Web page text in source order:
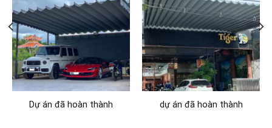
Dự án đã hoàn thành dự án đã hoàn thành